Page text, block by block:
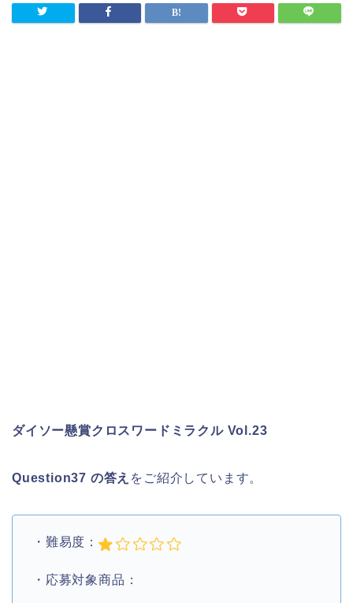
ダイソー懸賞クロスワードミラクル Vol.23
Question37 の答え をご紹介しています。
・難易度：
・応募対象商品：